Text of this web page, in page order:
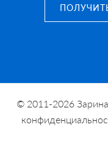
© 2011-2026